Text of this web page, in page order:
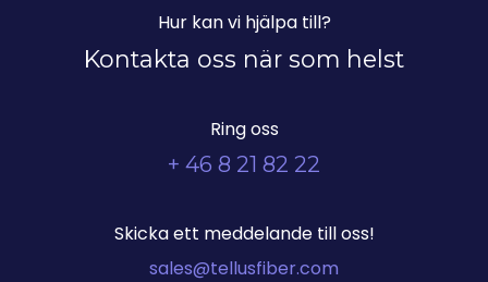
Hur kan vi hjälpa till?
Kontakta oss när som helst
Ring oss
+ 46 8 21 82 22
Skicka ett meddelande till oss!
sales@tellusfiber.com